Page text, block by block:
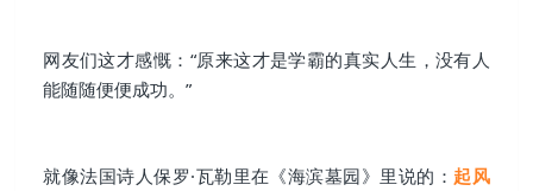
网友们这才感慨：“原来这才是学霸的真实人生，没有人
能随随便便成功。”
就像法国诗人保罗·瓦勒里在《海滨墓园》里说的： 起风